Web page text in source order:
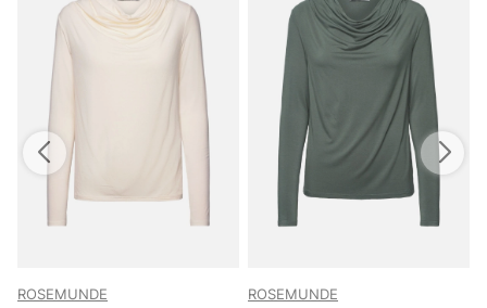
ROSEMUNDE ROSEMUNDE